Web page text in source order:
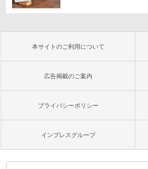
本サイトのご利用について
広告掲載のご案内
プライバシーポリシー
インプレスグループ